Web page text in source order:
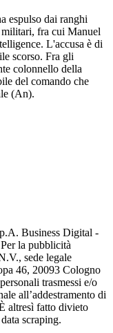
espulso dai ranghi
fra cui Manuel
L'accusa è di
scorso. Fra gli
colonnello della
del comando che
(An).
Business Digital -
la pubblicità
sede legale
46, 20093 Cologno
trasmessi e/o
all’addestramento di
altresì fatto divieto
scraping.